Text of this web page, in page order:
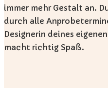
immer mehr Gestalt an.
durch alle
Designerin deines
macht richtig Spaß.